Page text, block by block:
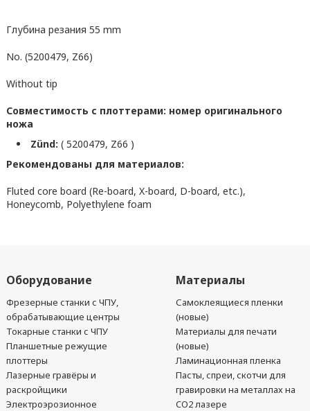
Глубина резания 55 mm
No. (5200479, Z66)
Without tip
Совместимость с плоттерами: номер оригинального
ножа
Zünd: ( 5200479, Z66 )
Рекомендованы для материалов:
Fluted core board (Re-board, X-board, D-board, etc.),
Honeycomb, Polyethylene foam
Оборудование
Фрезерные станки с ЧПУ,
обрабатывающие центры
Токарные станки с ЧПУ
Планшетные режущие
плоттеры
Лазерные гравёры и
раскройщики
Электроэрозионное
Материалы
Самоклеящиеся пленки
(новые)
Материалы для печати
(новые)
Ламинационная пленка
Пасты, спреи, скотчи для
гравировки на металлах на
CO2 лазере